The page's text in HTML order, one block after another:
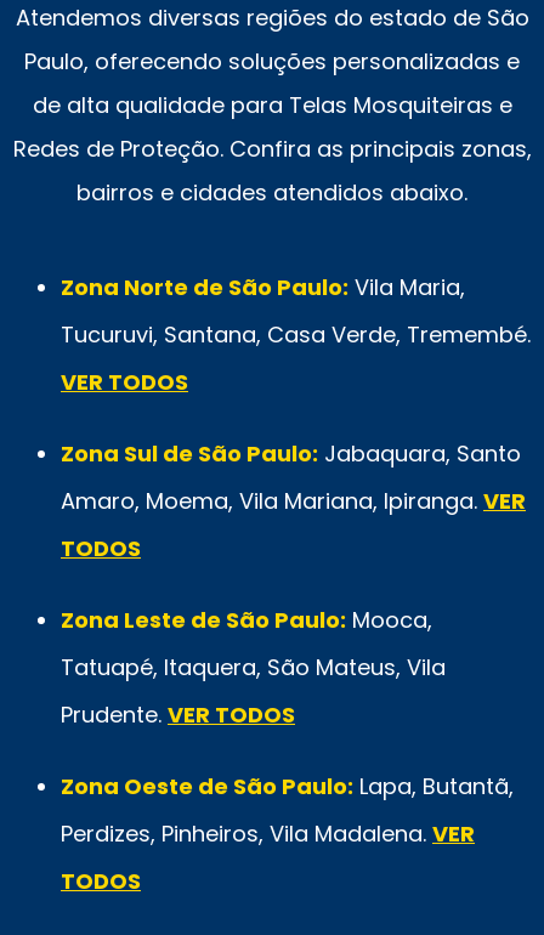
Atendemos diversas regiões do estado de São
Paulo, oferecendo soluções personalizadas e
de alta qualidade para Telas Mosquiteiras e
Redes de Proteção. Confira as principais zonas,
bairros e cidades atendidos abaixo.
Zona Norte de São Paulo: Vila Maria,
Tucuruvi, Santana, Casa Verde, Tremembé.
VER TODOS
Zona Sul de São Paulo: Jabaquara, Santo
Amaro, Moema, Vila Mariana, Ipiranga. VER
TODOS
Zona Leste de São Paulo: Mooca,
Tatuapé, Itaquera, São Mateus, Vila
Prudente. VER TODOS
Zona Oeste de São Paulo: Lapa, Butantã,
Perdizes, Pinheiros, Vila Madalena. VER
TODOS